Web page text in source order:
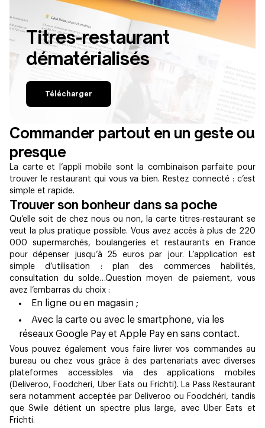
Titres-restaurant
dématérialisés
Télécharger
Commander partout en un geste ou
presque
La carte et l’appli mobile sont la combinaison parfaite pour
trouver le restaurant qui vous va bien. Restez connecté : c’est
simple et rapide.
Trouver son bonheur dans sa poche
Qu’elle soit de chez nous ou non, la carte titres-restaurant se
veut la plus pratique possible. Vous avez accès à plus de 220
000 supermarchés, boulangeries et restaurants en France
pour dépenser jusqu’à 25 euros par jour. L’application est
simple d’utilisation : plan des commerces habilités,
consultation du solde…Question moyen de paiement, vous
avez l’embarras du choix :
En ligne ou en magasin ;
Avec la carte ou avec le smartphone, via les
réseaux Google Pay et Apple Pay en sans contact.
Vous pouvez également vous faire livrer vos commandes au
bureau ou chez vous grâce à des partenariats avec diverses
plateformes accessibles via des applications mobiles
(Deliveroo, Foodcheri, Uber Eats ou Frichti). La Pass Restaurant
sera notamment acceptée par Deliveroo ou Foodchéri, tandis
que Swile détient un spectre plus large, avec Uber Eats et
Frichti.